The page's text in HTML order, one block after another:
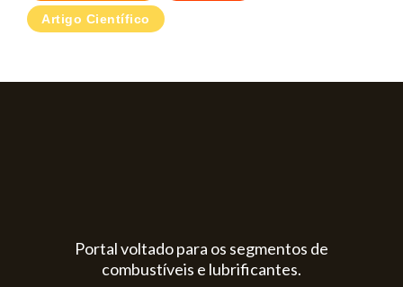
Artigo Científico
Portal voltado para os segmentos de
combustíveis e lubrificantes.